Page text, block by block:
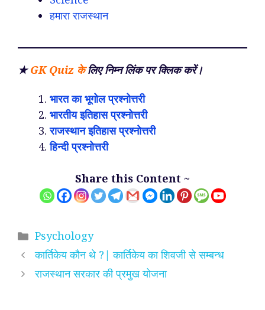
हमारा राजस्थान
★GK Quiz केलिए निम्न लिंक पर क्लिक करें।
भारत का भूगोल प्रश्नोत्तरी
भारतीय इतिहास प्रश्नोत्तरी
राजस्थान इतिहास प्रश्नोत्तरी
हिन्दी प्रश्नोत्तरी
Share this Content ~
Categories
Psychology
कार्तिकेय कौन थे ?| कार्तिकेय का शिवजी से सम्बन्ध
राजस्थान सरकार की प्रमुख योजना